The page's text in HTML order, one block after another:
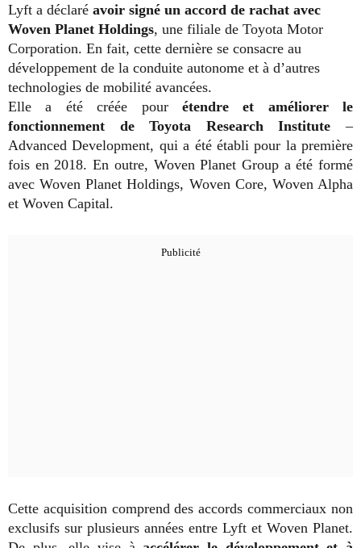
Lyft a déclaré avoir signé un accord de rachat avec
Woven Planet Holdings, une filiale de Toyota Motor
Corporation. En fait, cette dernière se consacre au
développement de la conduite autonome et à d’autres
technologies de mobilité avancées.
Elle a été créée pourétendre et améliorer le
fonctionnement de Toyota Research Institute–
Advanced Development, qui a été établi pour la première
fois en 2018. En outre, Woven Planet Group a été formé
avec Woven Planet Holdings, Woven Core, Woven Alpha
et Woven Capital.
Cette acquisition comprend des accords commerciaux non
exclusifs sur plusieurs années entre Lyft et Woven Planet.